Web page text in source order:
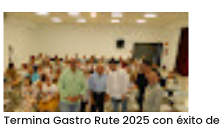
Termina Gastro Rute 2025 con éxito de